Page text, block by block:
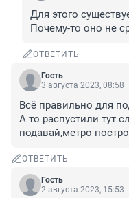
Для этого
Почему-то оно не
ОТВЕТИТЬ
Гость
3 августа 2023, 08:58
Всё правильно для
А то распустили тут
подавай,метро
ОТВЕТИТЬ
Гость
2 августа 2023, 15:53